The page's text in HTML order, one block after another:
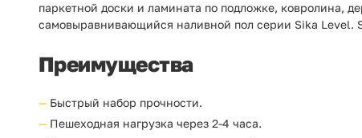
паркетной доски и ламината по подложке, ковролина,
самовыравнивающийся наливной пол серии Sika Level.
Преимущества
Быстрый набор прочности.
Пешеходная нагрузка через 2-4 часа.